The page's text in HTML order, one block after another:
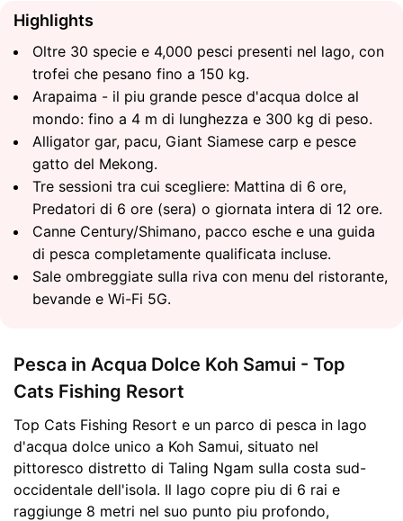
Highlights
Oltre 30 specie e 4,000 pesci presenti nel lago, con
trofei che pesano fino a 150 kg.
Arapaima - il piu grande pesce d'acqua dolce al
mondo: fino a 4 m di lunghezza e 300 kg di peso.
Alligator gar, pacu, Giant Siamese carp e pesce
gatto del Mekong.
Tre sessioni tra cui scegliere: Mattina di 6 ore,
Predatori di 6 ore (sera) o giornata intera di 12 ore.
Canne Century/Shimano, pacco esche e una guida
di pesca completamente qualificata incluse.
Sale ombreggiate sulla riva con menu del ristorante,
bevande e Wi-Fi 5G.
Pesca in Acqua Dolce Koh Samui - Top
Cats Fishing Resort
Top Cats Fishing Resort e un parco di pesca in lago
d'acqua dolce unico a Koh Samui, situato nel
pittoresco distretto di Taling Ngam sulla costa sud-
occidentale dell'isola. Il lago copre piu di 6 rai e
raggiunge 8 metri nel suo punto piu profondo,